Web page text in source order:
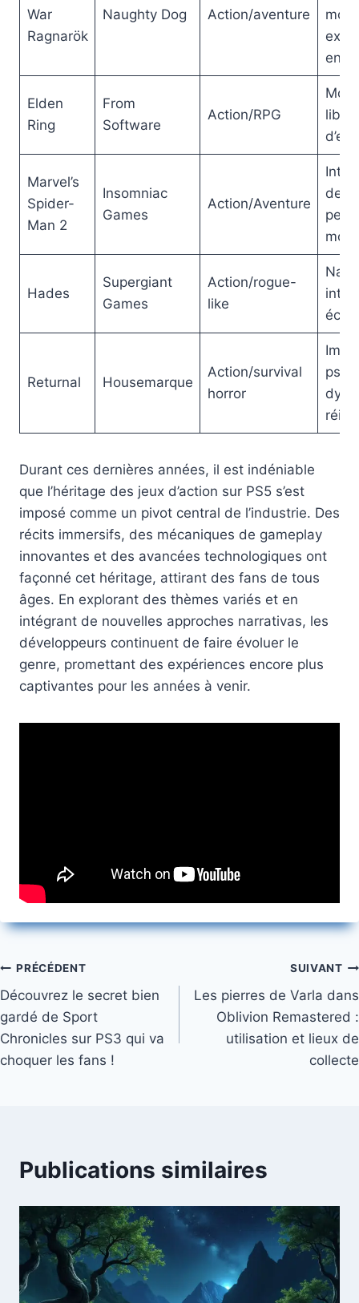
War
Ragnarök
Naughty Dog Action/aventure
Elden
Ring
From
Software
Action/RPG
Marvel’s
Spider-
Man 2
Insomniac
Games
Action/Aventure
des
Hades
Supergiant
Games
Action/rogue-
like
Returnal Housemarque
Action/survival
horror
Durant ces dernières années, il est indéniable
que l’héritage des jeux d’action sur PS5 s’est
imposé comme un pivot central de l’industrie. Des
récits immersifs, des mécaniques de gameplay
innovantes et des avancées technologiques ont
façonné cet héritage, attirant des fans de tous
âges. En explorant des thèmes variés et en
intégrant de nouvelles approches narrativas, les
développeurs continuent de faire évoluer le
genre, promettant des expériences encore plus
captivantes pour les années à venir.
Navigation
de
l’article
PRÉCÉDENT
Découvrez le secret bien
gardé de Sport
Chronicles sur PS3 qui va
choquer les fans !
SUIVANT
Les pierres de Varla dans
Oblivion Remastered :
utilisation et lieux de
collecte
Publications similaires